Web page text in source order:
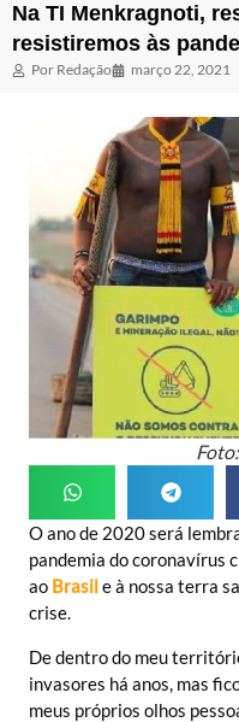
Na TI Menkragnoti,
resistiremos às
Por Redação março 22, 2021
O ano de 2020 será
pandemia do coronavírus
ao Brasile à nossa terra
crise.
De dentro do meu
invasores há anos, mas
meus próprios olhos